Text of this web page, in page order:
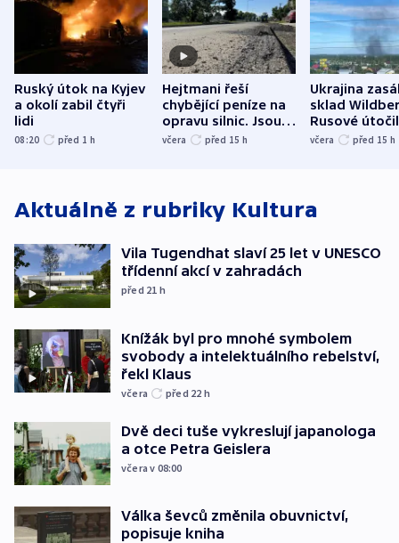
Ruský útok na Kyjev
a okolí zabil čtyři
lidi
08:20 před 1 h
Hejtmani řeší
chybějící peníze na
opravu silnic. Jsou
nenárokové, namítá
včera před 15 h
Ukrajina
sklad
Rusové
trh, hasiče či
včera před 15 h
Aktuálně z rubriky Kultura
Vila Tugendhat slaví 25 let v UNESCO
třídenní akcí v zahradách
před 21 h
Knížák byl pro mnohé symbolem
svobody a intelektuálního rebelství,
řekl Klaus
včera před 22 h
Dvě deci tuše vykreslují japanologa
a otce Petra Geislera
včera v 08:00
Válka ševců změnila obuvnictví,
popisuje kniha